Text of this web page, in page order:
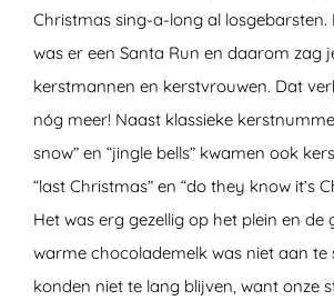
Christmas sing-a-long al losgebarsten.
was er een Santa Run en daarom zag
kerstmannen en kerstvrouwen. Dat
nóg meer! Naast klassieke
snow” en “jingle bells” kwamen ook
“last Christmas” en “do they know it’s
Het was erg gezellig op het plein en de
warme chocolademelk was niet aan te
konden niet te lang blijven, want onze